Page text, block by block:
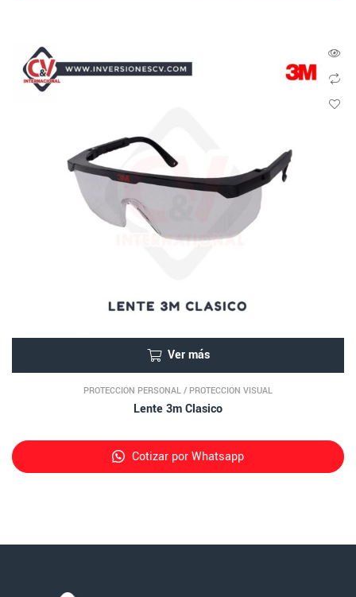
Ver más
PROTECCIÓN PERSONAL / PROTECCIÓN VISUAL
Lente 3m Clasico
Cotizar por Whatsapp